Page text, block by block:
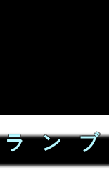
ラ ン ブ